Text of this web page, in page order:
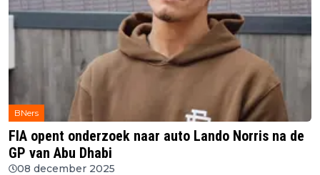
BNers
FIA opent onderzoek naar auto Lando Norris na de
GP van Abu Dhabi
08 december 2025